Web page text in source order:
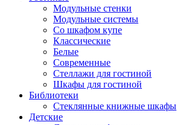
Модульные стенки
Модульные системы
Со шкафом купе
Классические
Белые
Современные
Стеллажи для гостиной
Шкафы для гостиной
Библиотеки
Стеклянные книжные шкафы
Детские